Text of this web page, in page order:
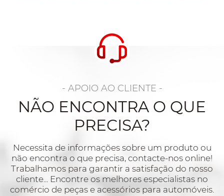
- APOIO AO CLIENTE -
NÃO ENCONTRA O QUE
PRECISA?
Necessita de informações sobre um produto ou
não encontra o que precisa, contacte-nos online!
Trabalhamos para garantir a satisfação do nosso
cliente... Encontre os melhores especialistas no
comércio de peças e acessórios para automóveis.